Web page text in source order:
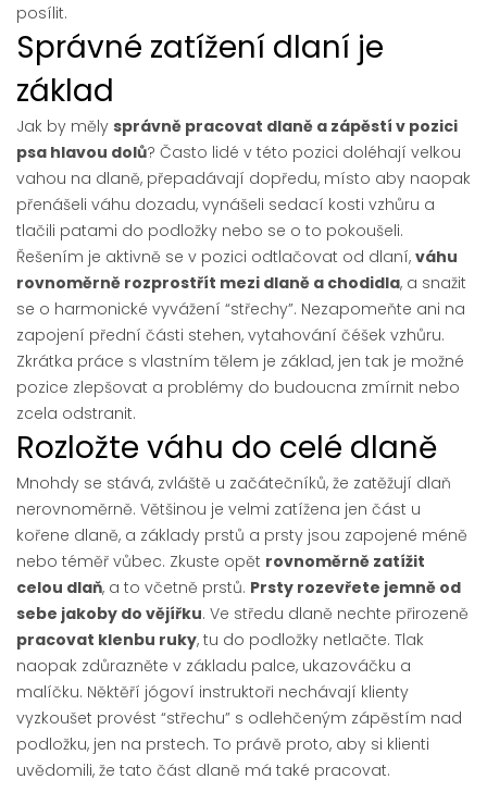
posílit.
Správné zatížení dlaní je
základ
Jak by měly správně pracovat dlaně a zápěstí v pozici
psa hlavou dolů? Často lidé v této pozici doléhají velkou
vahou na dlaně, přepadávají dopředu, místo aby naopak
přenášeli váhu dozadu, vynášeli sedací kosti vzhůru a
tlačili patami do podložky nebo se o to pokoušeli.
Řešením je aktivně se v pozici odtlačovat od dlaní, váhu
rovnoměrně rozprostřít mezi dlaně a chodidla, a snažit
se o harmonické vyvážení “střechy”. Nezapomeňte ani na
zapojení přední části stehen, vytahování čéšek vzhůru.
Zkrátka práce s vlastním tělem je základ, jen tak je možné
pozice zlepšovat a problémy do budoucna zmírnit nebo
zcela odstranit.
Rozložte váhu do celé dlaně
Mnohdy se stává, zvláště u začátečníků, že zatěžují dlaň
nerovnoměrně. Většinou je velmi zatížena jen část u
kořene dlaně, a základy prstů a prsty jsou zapojené méně
nebo téměř vůbec. Zkuste opět rovnoměrně zatížit
celou dlaň, a to včetně prstů. Prsty rozevřete jemně od
sebe jakoby do vějířku. Ve středu dlaně nechte přirozeně
pracovat klenbu ruky, tu do podložky netlačte. Tlak
naopak zdůrazněte v základu palce, ukazováčku a
malíčku. Něktěří jógoví instruktoři nechávají klienty
vyzkoušet provést “střechu” s odlehčeným zápěstím nad
podložku, jen na prstech. To právě proto, aby si klienti
uvědomili, že tato část dlaně má také pracovat.